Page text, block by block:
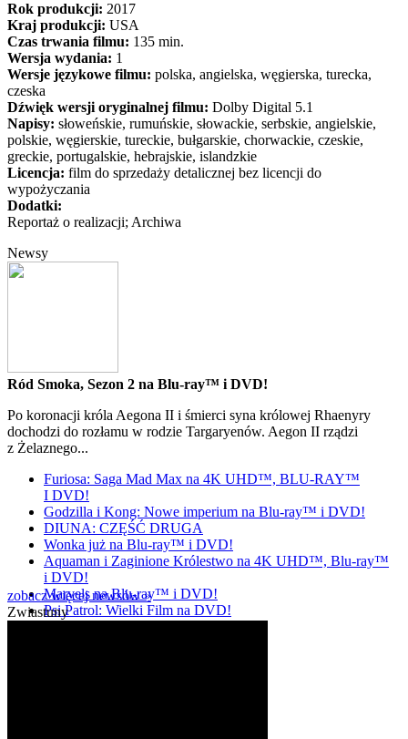
Rok produkcji: 2017
Kraj produkcji: USA
Czas trwania filmu: 135 min.
Wersja wydania: 1
Wersje językowe filmu: polska, angielska, węgierska, turecka,
czeska
Dźwięk wersji oryginalnej filmu: Dolby Digital 5.1
Napisy: słoweńskie, rumuńskie, słowackie, serbskie, angielskie,
polskie, węgierskie, tureckie, bułgarskie, chorwackie, czeskie,
greckie, portugalskie, hebrajskie, islandzkie
Licencja: film do sprzedaży detalicznej bez licencji do
wypożyczania
Dodatki:
Reportaż o realizacji; Archiwa
Newsy
Ród Smoka, Sezon 2 na Blu-ray™ i DVD!
Po koronacji króla Aegona II i śmierci syna królowej Rhaenyry
dochodzi do rozłamu w rodzie Targaryenów. Aegon II rządzi
z Żelaznego...
Furiosa: Saga Mad Max na 4K UHD™, BLU-RAY™
I DVD!
Godzilla i Kong: Nowe imperium na Blu-ray™ i DVD!
DIUNA: CZĘŚĆ DRUGA
Wonka już na Blu-ray™ i DVD!
Aquaman i Zaginione Królestwo na 4K UHD™, Blu-ray™
i DVD!
Marvels na Blu-ray™ i DVD!
Psi Patrol: Wielki Film na DVD!
zobacz więcej newsów »
Zwiastuny